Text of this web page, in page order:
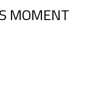
MOMENT